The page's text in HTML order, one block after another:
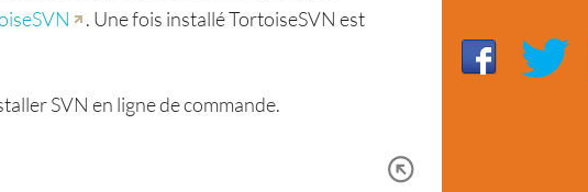
. Une fois installé TortoiseSVN est
SVN en ligne de commande.